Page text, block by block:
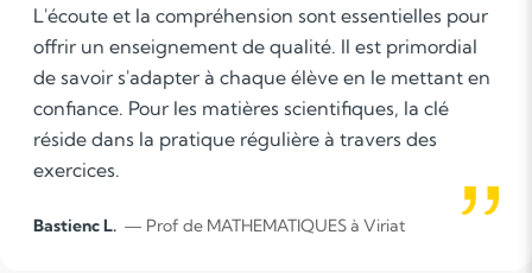
L'accompagnement scolaire est avant tout
synonyme d'écoute, d'attention, de pédagogie, de
patience et de bienveillance.<br />Il permet à des
élèves en difficulté, d'améliorer leurs compétences,
mais également leur façon de travailler afin
d'optimiser leur apprentissage.
Clara C.— Prof de Mathématiques à Arbent